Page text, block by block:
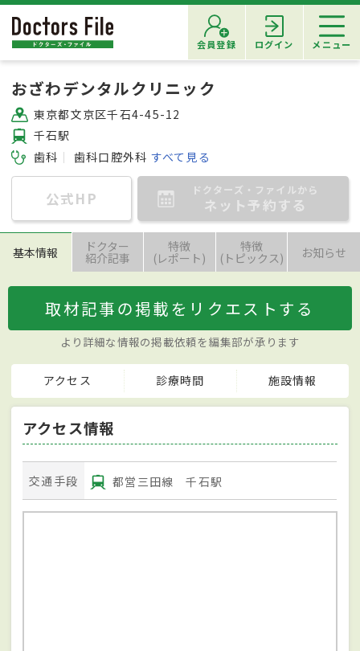
会員登録 ログイン メニュー
おざわデンタルクリニック
東京都文京区千石4-45-12
千石駅
歯科
歯科口腔外科 すべて見る
公式HP ドクターズ・ファイルから
ネット予約する
基本情報 ドクター
紹介記事
特徴
(レポート)
特徴
(トピックス) お知らせ
取材記事の掲載をリクエストする
より詳細な情報の掲載依頼を編集部が承ります
アクセス 診療時間 施設情報
アクセス情報
交通手段 都営三田線 千石駅